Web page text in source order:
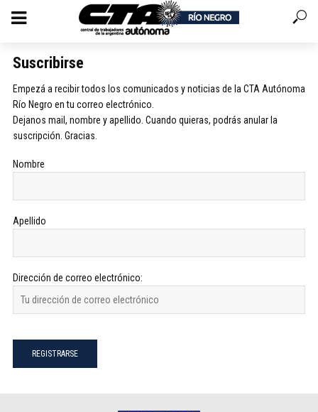
Suscribirse
Empezá a recibir todos los comunicados y noticias de la CTA Autónoma
Río Negro en tu correo electrónico.
Dejanos mail, nombre y apellido. Cuando quieras, podrás anular la
suscripción. Gracias.
Nombre
Apellido
Dirección de correo electrónico: